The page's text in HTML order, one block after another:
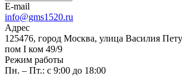
E-mail
info@gms1520.ru
Адрес
125476, город Москва, улица Василия
пом I ком 49/9
Режим работы
Пн. – Пт.: с 9:00 до 18:00